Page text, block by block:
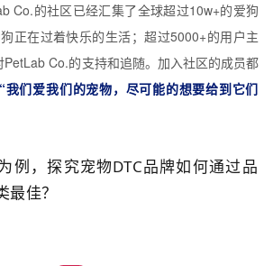
Co.的社区已经汇集了全球超过10w+的爱狗
正在过着快乐的生活；超过5000+的用户主
Co.的支持和追随。加入社区的成员都
“我们爱我们的宠物，尽可能的想要给到它们